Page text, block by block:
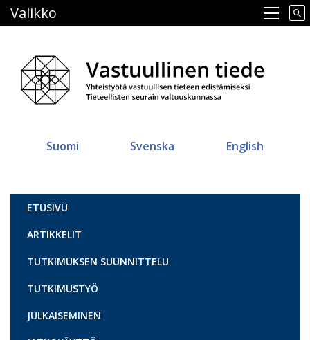
pääsisältöön
Main navigation
Valikko
Suomi Svenska English
Vastuullinen tiede
ETUSIVU
ARTIKKELIT
TUTKIMUKSEN SUUNNITTELU
TUTKIMUSTYÖ
JULKAISEMINEN